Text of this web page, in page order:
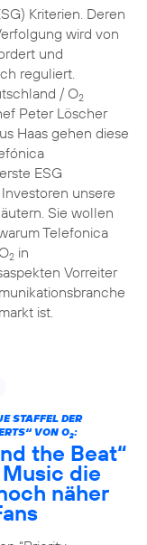
Kriterien. Deren
wird von
und
reguliert.
/ O2
Peter Löscher
Haas gehen diese
ESG
unsere
Sie wollen
Telefonica
2in
Vorreiter
ist.
STAFFEL DER
VON O2:
the Beat“
Music die
näher